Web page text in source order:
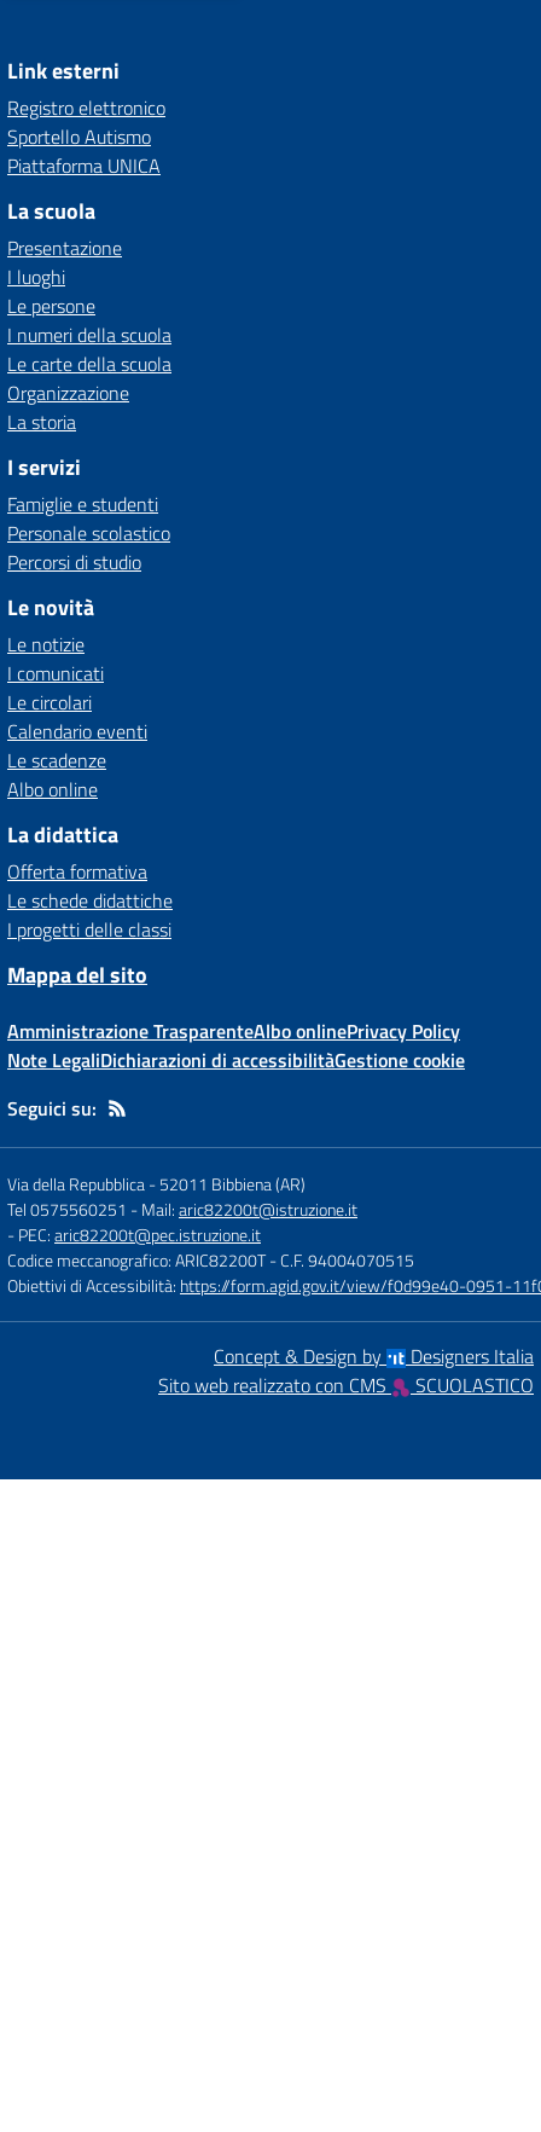
Link esterni
Registro elettronico
Sportello Autismo
Piattaforma UNICA
La scuola
Presentazione
I luoghi
Le persone
I numeri della scuola
Le carte della scuola
Organizzazione
La storia
I servizi
Famiglie e studenti
Personale scolastico
Percorsi di studio
Le novità
Le notizie
I comunicati
Le circolari
Calendario eventi
Le scadenze
Albo online
La didattica
Offerta formativa
Le schede didattiche
I progetti delle classi
Mappa del sito
Amministrazione TrasparenteAlbo onlinePrivacy Policy
Note LegaliDichiarazioni di accessibilitàGestione cookie
Seguici su:
Via della Repubblica-52011 Bibbiena (AR)
Tel 0575560251 - Mail:aric82200t@istruzione.it
- PEC:aric82200t@pec.istruzione.it
Codice meccanografico: ARIC82200T- C.F. 94004070515
Obiettivi di Accessibilità: https://form.agid.gov.it/view/f0d99e40-0951-
Concept & Design by
Designers Italia
Sito web realizzato con CMS
SCUOLASTICO